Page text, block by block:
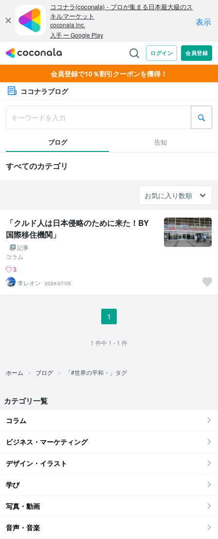
会員登録で10％割引クーポンを獲得！
ココナラブログ
ブログ 告知
すべてのカテゴリ
「クルド人は日本侵略のために来た！BY
国際移住機関」
記事
コラム
3
李レオン
2024/07/05
1
1 件中 1 - 1 件
ホーム ブログ 「#世界の平和・」タグ
カテゴリ一覧
コラム
ビジネス・マーケティング
デザイン・イラスト
学び
写真・動画
音声・音楽